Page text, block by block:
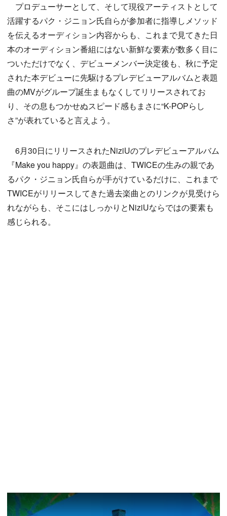
プロデューサーとして、そして現役アーティストとして
活躍するパク・ジニョン氏自らが参加者に指導しメソッド
を伝えるオーディション内容からも、これまで見てきた日
本のオーディション番組にはない新鮮な要素が数多く目に
ついただけでなく、デビューメンバー決定後も、秋に予定
された本デビューに先駆けるプレデビューアルバムと表題
曲のMVがグループ誕生まもなくしてリリースされてお
り、その息もつかせぬスピード感もまさに“K-POPらし
さ”が表れていると言えよう。
6月30日にリリースされたNiziUのプレデビューアルバム
『Make you happy』の表題曲は、TWICEの生みの親であ
るパク・ジニョン氏自らが手がけているだけに、これまで
TWICEがリリースしてきた過去楽曲とのリンクが見受けら
れながらも、そこにはしっかりとNiziUならではの要素も
感じられる。